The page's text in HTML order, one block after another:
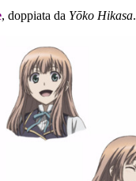
, doppiata da Yōko Hikasa.